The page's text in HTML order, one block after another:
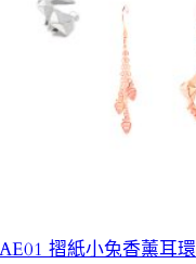
AE01 摺紙小兔香薰耳環